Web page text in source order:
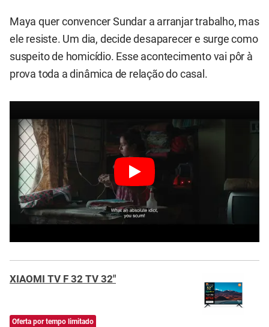
Maya quer convencer Sundar a arranjar trabalho, mas
ele resiste. Um dia, decide desaparecer e surge como
suspeito de homicídio. Esse acontecimento vai pôr à
prova toda a dinâmica de relação do casal.
XIAOMI TV F 32 TV 32"
Oferta por tempo limitado